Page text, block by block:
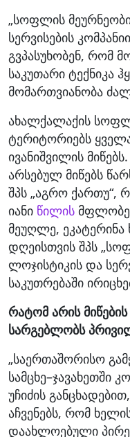
„სოფლის
სერვისების
გვპასუხობენ, რომ
საკუთარი ტექნიკა
მომართვიანობა
ახალქალაქის
ტერიტორიებს
ივანიშვილის
არსებულ მიწებს
შპს „აგრო ქართუ“,
იანი წილის
მეუღლე, ეკატერინა
დღეისთვის შპს
ლოჯისტიკის და
საკუთრებაში
რატომ არის
სარგებლობს
„საერთაშორისო
სამცხე–ჯავახეთში
უჩიძის
აჩვენებს, რომ
დაახლოებული